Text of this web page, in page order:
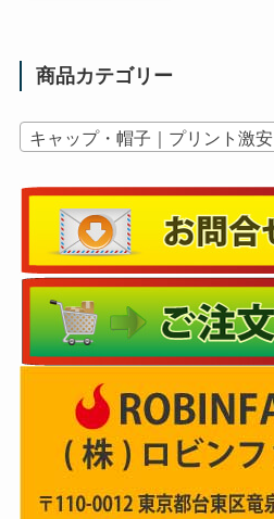
商品カテゴリー
キャップ・帽子｜プリント激安